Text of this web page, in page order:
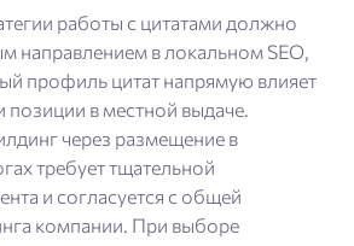
работы с цитатами должно
направлением в локальном SEO,
профиль цитат напрямую влияет
позиции в местной выдаче.
через размещение в
требует тщательной
и согласуется с общей
компании. При выборе